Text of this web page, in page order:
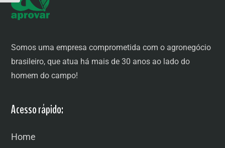
Somos uma empresa comprometida com o agronegócio
brasileiro, que atua há mais de 30 anos ao lado do
homem do campo!
Acesso rápido:
Home